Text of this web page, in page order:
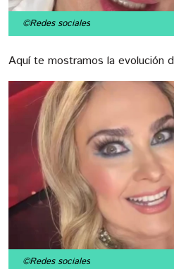
©Redes sociales
Aquí te mostramos la evolución
©Redes sociales